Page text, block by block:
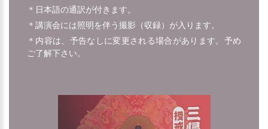
＊日本語の通訳が付きます。
＊講演会には照明を伴う撮影（収録）が入ります。
＊内容は、予告なしに変更される場合があります。予め
ご了解下さい。